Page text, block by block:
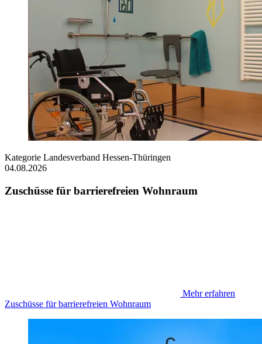
Kategorie Landesverband Hessen-Thüringen
04.08.2026
Zuschüsse für barrierefreien Wohnraum
Mehr erfahren
Zuschüsse für barrierefreien Wohnraum